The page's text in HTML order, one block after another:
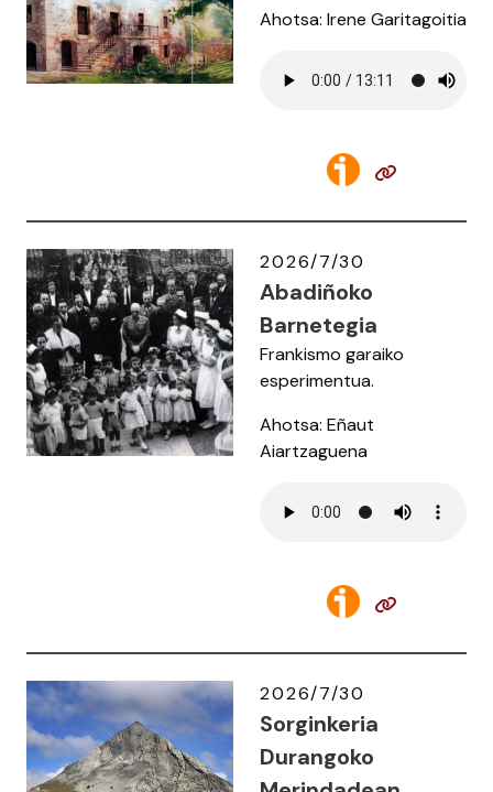
Ahotsa: Irene Garitagoitia
2026/7/30
Abadiñoko
Barnetegia
Frankismo garaiko
esperimentua.
Ahotsa: Eñaut
Aiartzaguena
2026/7/30
Sorginkeria
Durangoko